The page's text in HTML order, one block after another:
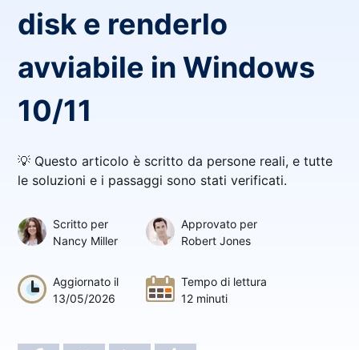
disk e renderlo
avviabile in Windows
10/11
💡 Questo articolo è scritto da persone reali, e tutte
le soluzioni e i passaggi sono stati verificati.
Scritto per
Nancy Miller
Approvato per
Robert Jones
Aggiornato il
13/05/2026
Tempo di lettura
12 minuti